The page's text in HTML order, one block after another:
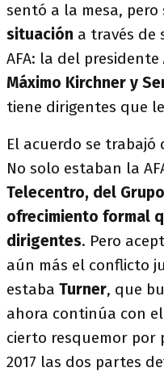
sentó a la mesa, pero
situación a través de
AFA: la del presidente
Máximo Kirchner y
tiene dirigentes que
El acuerdo se trabajó
No solo estaban la
Telecentro, del
ofrecimiento formal
dirigentes. Pero
aún más el conflicto
estaba Turner, que
ahora continúa con
cierto resquemor por
2017 las dos partes